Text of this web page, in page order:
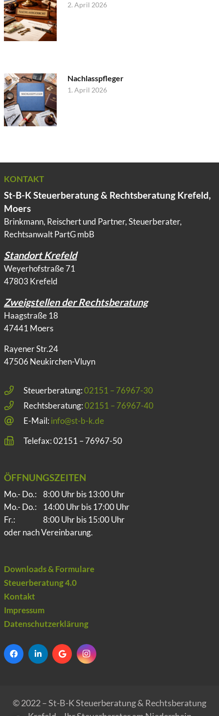
2. April 2026
Nachlasspfleger
1. April 2026
KONTAKT
St-B-K Steuerberatung & Rechtsberatung Krefeld,
Moers
Brinkmann, Reischert und Partner, Steuerberater,
Rechtsanwalt PartG mbB
Standort Krefeld
Weyerhofstraße 71
47803 Krefeld
Zweigstellen der Rechtsberatung
Haagstraße 18
47441 Moers
Rayener Str.24
47506 Neukirchen-Vluyn
Steuerberatung:02151 – 76967-30
Rechtsberatung:02151 – 76967-40
E-Mail: info@st-b-k.de
Telefax: 02151 – 76967-50
ÖFFNUNGSZEITEN
Mo.- Do.:
8:00 Uhr bis 13:00 Uhr
Mo.- Do.:
14:00 Uhr bis 17:00 Uhr
Fr.:
8:00 Uhr bis 15:00 Uhr
oder nach Vereinbarung.
Downloads & Formulare
Steuerberatung 4.0
Kontakt
Impressum
Datenschutzerklärung
© 2022 – St-B-K Steuerberatung & Rechtsberatung